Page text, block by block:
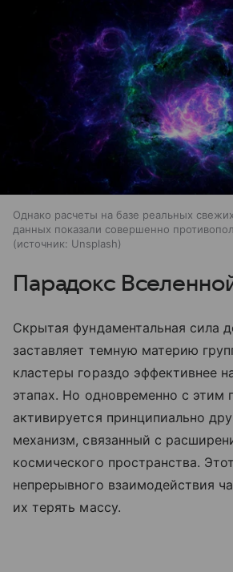
Однако расчеты на базе реальных
данных показали совершенно
источник: Unsplash
Парадокс
Скрытая фундаментальная сила
заставляет темную материю
кластеры гораздо эффективнее
этапах. Но одновременно с этим
активируется принципиально
механизм, связанный с
космического пространства.
непрерывного взаимодействия
их терять массу.